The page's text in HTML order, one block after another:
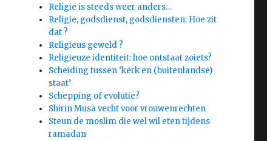
Religie is steeds weer anders…
Religie, godsdienst, godsdiensten: Hoe zit
dat ?
Religieus geweld ?
Religieuze identiteit: hoe ontstaat zoiets?
Scheiding tussen ‘kerk en (buitenlandse)
staat’
Schepping of evolutie?
Shirin Musa vecht voor vrouwenrechten
Steun de moslim die wel wil eten tijdens
ramadan